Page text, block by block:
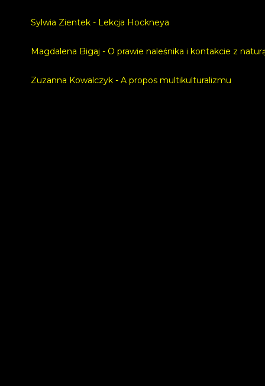
Sylwia Zientek - Lekcja Hockneya
Magdalena Bigaj - O prawie naleśnika i kontakcie z
Zuzanna Kowalczyk - A propos multikulturalizmu